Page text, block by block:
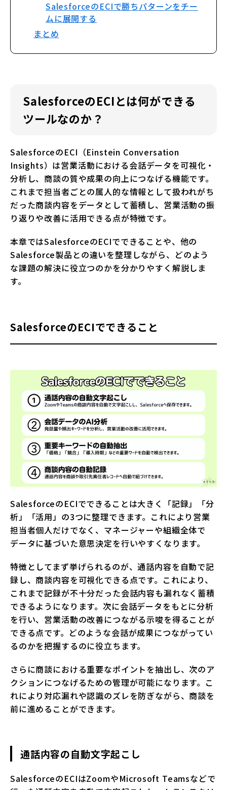
SalesforceのECIで勝ちパターンをチー
ムに展開する
まとめ
SalesforceのECIとは何ができる
ツールなのか？
SalesforceのECI（Einstein Conversation
Insights）は営業活動における会話データを可視化・
分析し、商談の質や成果の向上につなげる機能です。
これまで担当者ごとの属人的な情報として扱われがち
だった商談内容をデータとして蓄積し、営業活動の振
り返りや改善に活用できる点が特徴です。
本章ではSalesforceのECIでできることや、他の
Salesforce製品との違いを整理しながら、どのよう
な課題の解決に役立つのかを分かりやすく解説しま
す。
SalesforceのECIでできること
SalesforceのECIでできることは大きく「記録」「分
析」「活用」の3つに整理できます。これにより営業
担当者個人だけでなく、マネージャーや組織全体で
データに基づいた意思決定を行いやすくなります。
特徴としてまず挙げられるのが、通話内容を自動で記
録し、商談内容を可視化できる点です。これにより、
これまで記録が不十分だった会話内容も漏れなく蓄積
できるようになります。次に会話データをもとに分析
を行い、営業活動の改善につながる示唆を得ることが
できる点です。どのような会話が成果につながってい
るのかを把握するのに役立ちます。
さらに商談における重要なポイントを抽出し、次のア
クションにつなげるための管理が可能になります。こ
れにより対応漏れや認識のズレを防ぎながら、商談を
前に進めることができます。
通話内容の自動文字起こし
SalesforceのECIはZoomやMicrosoft Teamsなどで